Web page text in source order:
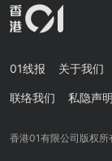
01线报 关于我们
联络我们 私隐声明
香港01有限公司版权